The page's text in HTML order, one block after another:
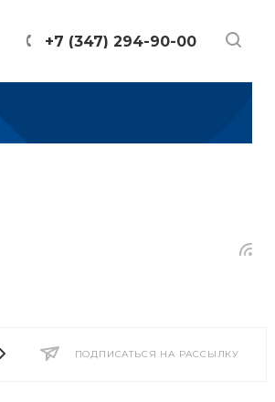
+7 (347) 294-90-00
ПОДПИСАТЬСЯ НА РАССЫЛКУ
2013 2012 2011